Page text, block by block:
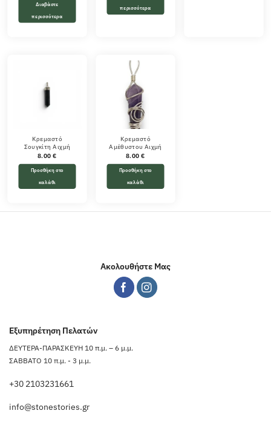
Διαβάστε
περισσότερα
περισσότερα
Κρεμαστό
Σουγκίτη Αιχμή
8.00 €
Προσθήκη στο
καλάθι
Κρεμαστό
Αμέθυστου Αιχμή
8.00 €
Προσθήκη στο
καλάθι
Ακολουθήστε Μας
Εξυπηρέτηση Πελατών
ΔΕΥΤΕΡΑ-ΠΑΡΑΣΚΕΥΗ 10 π.μ. – 6 μ.μ.
ΣΑΒΒΑΤΟ 10 π.μ. - 3 μ.μ.
+30 2103231661
info@stonestories.gr